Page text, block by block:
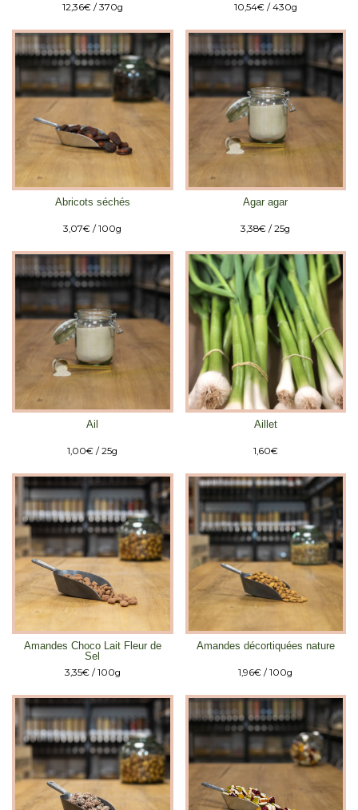
12,36€ / 370g 10,54€ / 430g
Abricots séchés
3,07€ / 100g
Agar agar
3,38€ / 25g
Ail
1,00€ / 25g
Aillet
1,60€
Amandes Choco Lait Fleur de
Sel
3,35€ / 100g
Amandes décortiquées nature
1,96€ / 100g